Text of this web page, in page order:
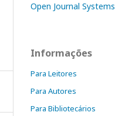
Open Journal Systems
Informações
Para Leitores
Para Autores
Para Bibliotecários